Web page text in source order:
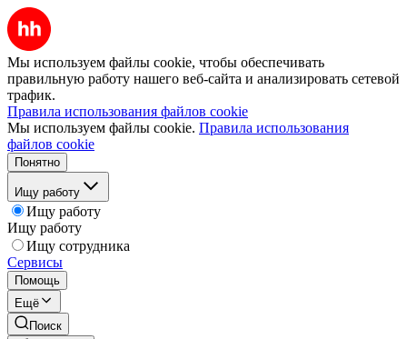
Мы используем файлы cookie, чтобы обеспечивать
правильную работу нашего веб-сайта и анализировать сетевой
трафик.
Правила использования файлов cookie
Мы используем файлы cookie. Правила использования
файлов cookie
Понятно
Ищу работу
Ищу работу
Ищу работу
Ищу сотрудника
Сервисы
Помощь
Ещё
Поиск